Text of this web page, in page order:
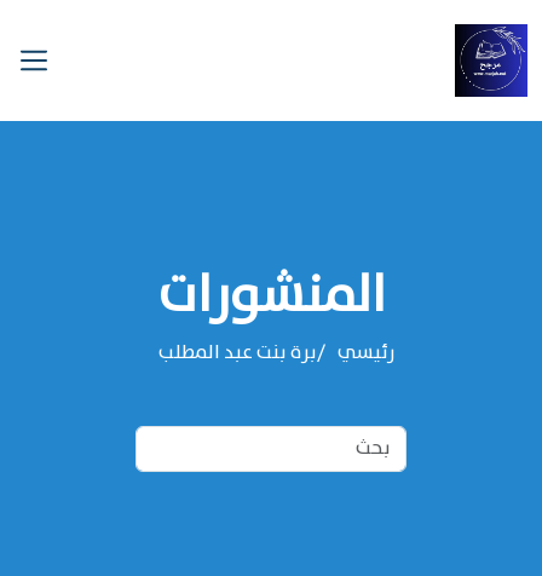
المنشورات
رئيسي ‌‌برة بنت عبد المطلب